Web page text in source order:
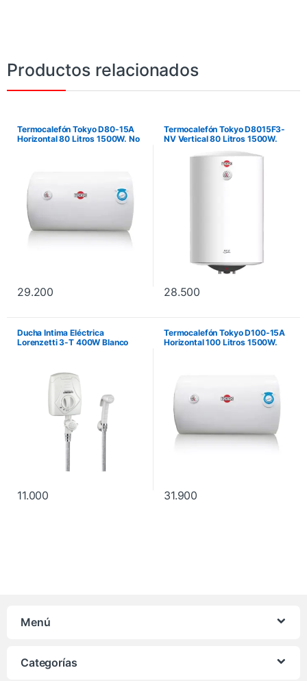
Productos relacionados
Termocalefón Tokyo D80-15A
Horizontal 80 Litros 1500W. No
29.200
Termocalefón Tokyo D8015F3-
NV Vertical 80 Litros 1500W.
28.500
Ducha Intima Eléctrica
Lorenzetti 3-T 400W Blanco
11.000
Termocalefón Tokyo D100-15A
Horizontal 100 Litros 1500W.
31.900
Menú
Categorías